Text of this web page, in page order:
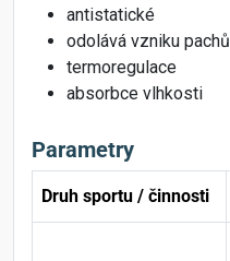
antistatické
odolává vzniku pachů
termoregulace
absorbce vlhkosti
Parametry
Druh sportu / činnosti